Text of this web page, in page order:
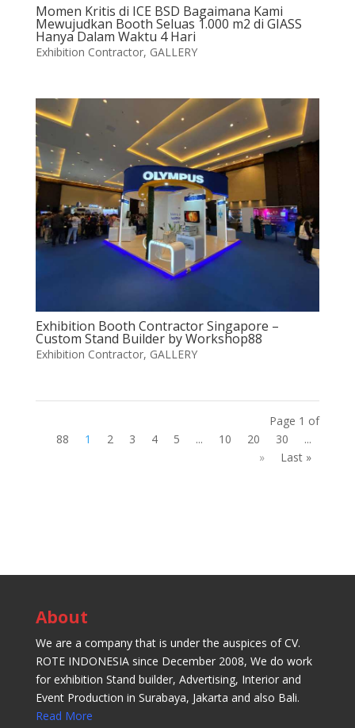
Momen Kritis di ICE BSD Bagaimana Kami
Mewujudkan Booth Seluas 1.000 m2 di GIASS
Hanya Dalam Waktu 4 Hari
Exhibition Contractor, GALLERY
Exhibition Booth Contractor Singapore –
Custom Stand Builder by Workshop88
Exhibition Contractor, GALLERY
Page 1 of
88
1 2 3 4 5 ... 10 20 30
...
»
Last »
About
We are a company that is under the auspices of CV.
ROTE INDONESIA since December 2008, We do work
for exhibition Stand builder, Advertising, Interior and
Event Production in Surabaya, Jakarta and also Bali.
Read More